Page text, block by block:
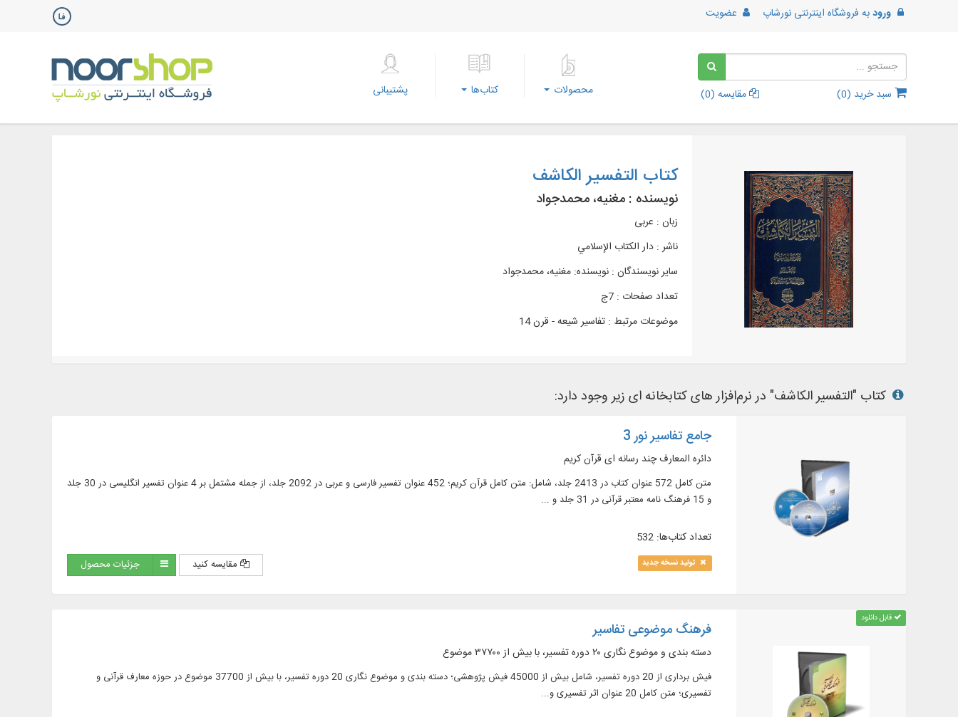
ورودبه فروشگاه اینترنتی نورشاپ عضویت
سبد خرید (0
) مقایسه (0
) محصولات کتاب‌ها پشتیبانی
کتاب التفسير الکاشف
نویسنده : مغنیه، محمدجواد
زبان : عربی
ناشر : دار الکتاب الإسلامي
سایر نویسندگان : نویسنده: مغنیه، محمدجواد
تعداد صفحات : 7ج
موضوعات مرتبط : تفاسیر شیعه - قرن 14
کتاب "التفسير الکاشف" در نرم‌افزار های کتابخانه ای زیر وجود دارد:
جامع تفاسیر نور 3
دائره المعارف چند رسانه ای قرآن کریم
متن کامل 572 عنوان کتاب در 2413 جلد، شامل: متن کامل قرآن کریم؛ 452 عنوان تفسیر فارسی و عربی در 2092 جلد، از جمله مشتمل بر 4 عنوان تفسیر انگلیسی در 30 جلد
و 15 فرهنگ‏ نامه معتبر قرآنى در 31 جلد و ...
تعداد کتاب‌ها: 532
تولید نسخه جدید مقایسه کنید جزئیات محصول
قابل دانلود
فرهنگ موضوعی تفاسیر
دسته‌ بندی و موضوع‌ نگاری ۲۰ دوره تفسیر، با بیش از ۳۷۷۰۰ موضوع
فیش‌ برداری از 20 دوره تفسیر، شامل بیش از 45000 فیش پژوهشی؛ دسته‌ بندی و موضوع‌ نگاری 20 دوره تفسیر، با بیش از 37700 موضوع در حوزه معارف قرآنی و
تفسیری؛ متن كامل 20 عنوان اثر تفسیری و...